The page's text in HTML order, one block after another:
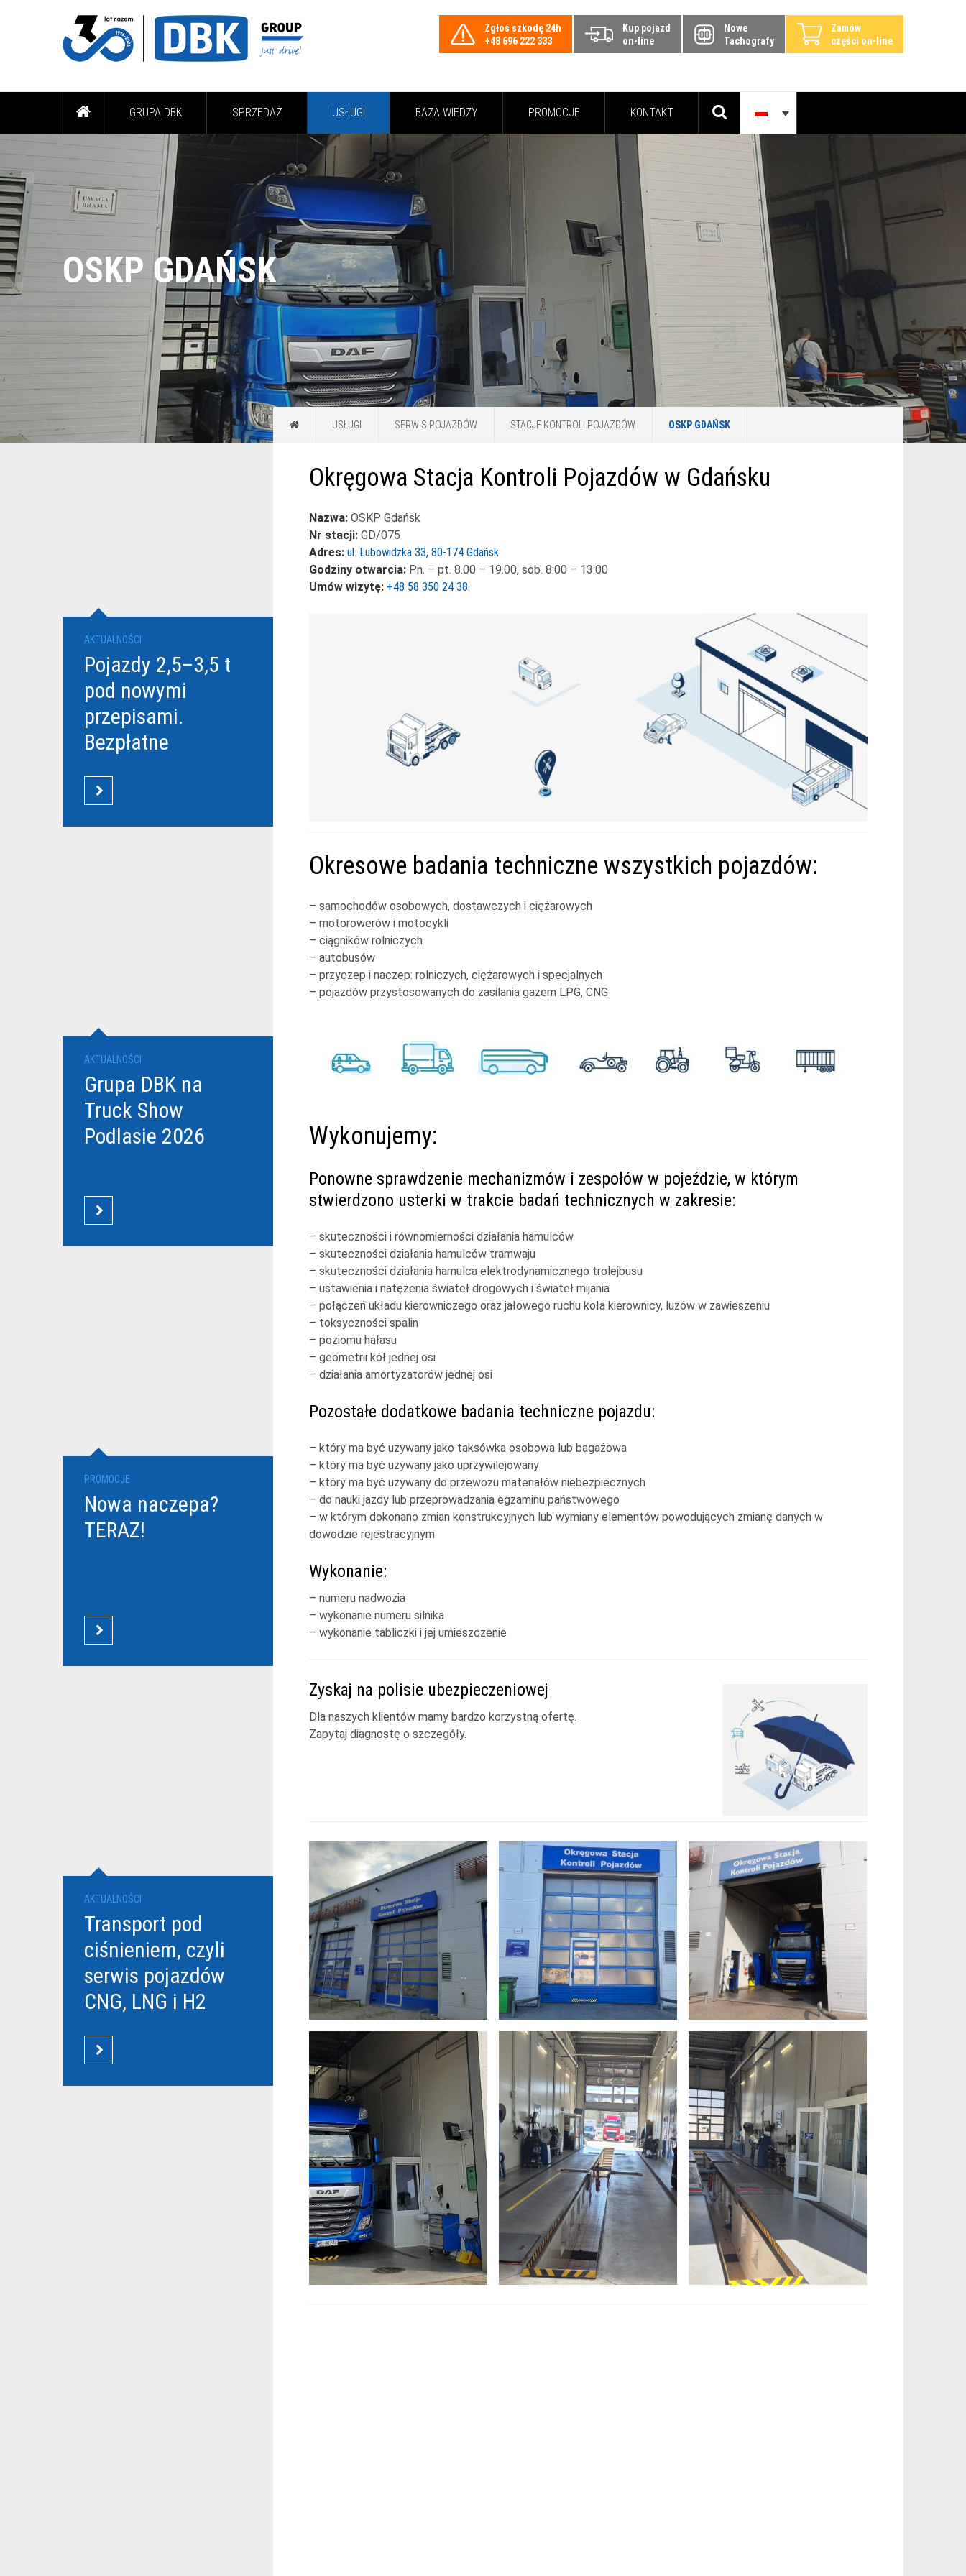
Zgłoś szkodę 24h
+48 696 222 333
Kup pojazd
on-line
Nowe
Tachografy
Zamów
części on-line
GRUPA DBK SPRZEDAŻ USŁUGI BAZA WIEDZY PROMOCJE KONTAKT
OSKP GDAŃSK
AKTUALNOŚCI
Pojazdy 2,5–3,5 t
pod nowymi
przepisami.
Bezpłatne
DBK dla
przewoźników
CZYTAJ WIĘCEJ
AKTUALNOŚCI
Grupa DBK na
Truck Show
Podlasie 2026
CZYTAJ WIĘCEJ
PROMOCJE
Nowa naczepa?
TERAZ!
CZYTAJ WIĘCEJ
AKTUALNOŚCI
Transport pod
ciśnieniem, czyli
serwis pojazdów
CNG, LNG i H2
CZYTAJ WIĘCEJ
USŁUGI SERWIS POJAZDÓW STACJE KONTROLI POJAZDÓW OSKP GDAŃSK
Okręgowa Stacja Kontroli Pojazdów w Gdańsku
Nazwa: OSKP Gdańsk
Nr stacji: GD/075
Adres: ul. Lubowidzka 33, 80-174 Gdańsk
Godziny otwarcia: Pn. – pt. 8.00 – 19.00, sob. 8:00 – 13:00
Umów wizytę: +48 58 350 24 38
Okresowe badania techniczne wszystkich pojazdów:
– samochodów osobowych, dostawczych i ciężarowych
– motorowerów i motocykli
– ciągników rolniczych
– autobusów
– przyczep i naczep: rolniczych, ciężarowych i specjalnych
– pojazdów przystosowanych do zasilania gazem LPG, CNG
Wykonujemy:
Ponowne sprawdzenie mechanizmów i zespołów w pojeździe, w którym
stwierdzono usterki w trakcie badań technicznych w zakresie:
– skuteczności i równomierności działania hamulców
– skuteczności działania hamulców tramwaju
– skuteczności działania hamulca elektrodynamicznego trolejbusu
– ustawienia i natężenia świateł drogowych i świateł mijania
– połączeń układu kierowniczego oraz jałowego ruchu koła kierownicy, luzów w zawieszeniu
– toksyczności spalin
– poziomu hałasu
– geometrii kół jednej osi
– działania amortyzatorów jednej osi
Pozostałe dodatkowe badania techniczne pojazdu:
– który ma być używany jako taksówka osobowa lub bagażowa
– który ma być używany jako uprzywilejowany
– który ma być używany do przewozu materiałów niebezpiecznych
– do nauki jazdy lub przeprowadzania egzaminu państwowego
– w którym dokonano zmian konstrukcyjnych lub wymiany elementów powodujących zmianę danych w
dowodzie rejestracyjnym
Wykonanie:
– numeru nadwozia
– wykonanie numeru silnika
– wykonanie tabliczki i jej umieszczenie
Zyskaj na polisie ubezpieczeniowej
Dla naszych klientów mamy bardzo korzystną ofertę.
Zapytaj diagnostę o szczegóły.